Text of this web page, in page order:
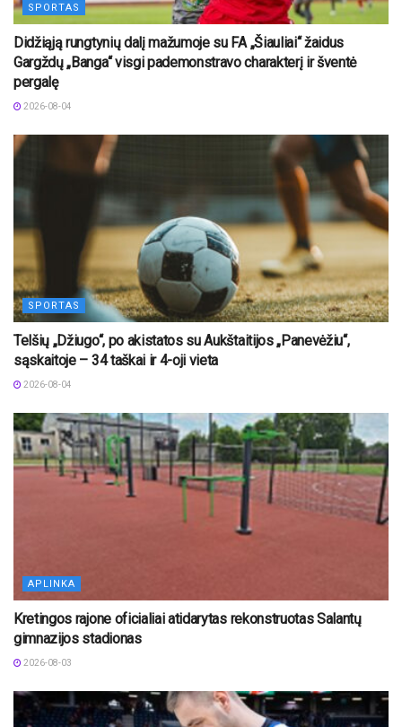
SPORTAS
Didžiąją rungtynių dalį mažumoje su FA „Šiauliai“ žaidus
Gargždų „Banga“ visgi pademonstravo charakterį ir šventė
pergalę
2026-08-04
SPORTAS
Telšių „Džiugo“, po akistatos su Aukštaitijos „Panevėžiu“,
sąskaitoje – 34 taškai ir 4-oji vieta
2026-08-04
APLINKA
Kretingos rajone oficialiai atidarytas rekonstruotas Salantų
gimnazijos stadionas
2026-08-03